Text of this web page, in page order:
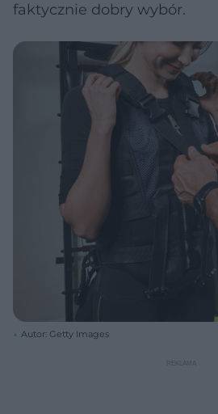
faktycznie dobry wybór.
Autor: Getty Images